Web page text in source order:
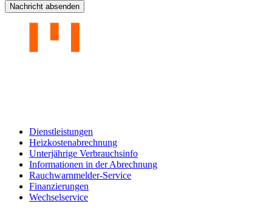
Nachricht absenden
Dienstleistungen
Heizkostenabrechnung
Unterjährige Verbrauchsinfo
Informationen in der Abrechnung
Rauchwarnmelder-Service
Finanzierungen
Wechselservice